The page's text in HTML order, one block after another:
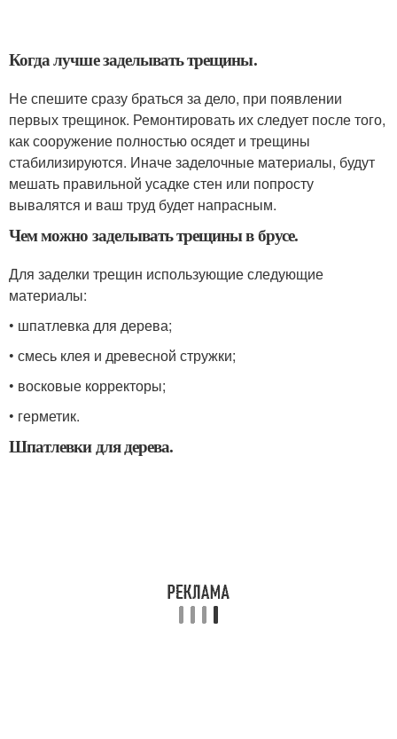
Когда лучше заделывать трещины.
Не спешите сразу браться за дело, при появлении
первых трещинок. Ремонтировать их следует после того,
как сооружение полностью осядет и трещины
стабилизируются. Иначе заделочные материалы, будут
мешать правильной усадке стен или попросту
вывалятся и ваш труд будет напрасным.
Чем можно заделывать трещины в брусе.
Для заделки трещин использующие следующие
материалы:
• шпатлевка для дерева;
• смесь клея и древесной стружки;
• восковые корректоры;
• герметик.
Шпатлевки для дерева.